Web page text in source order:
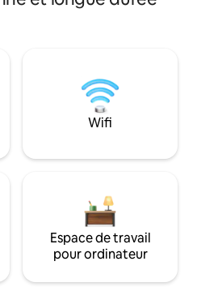
Wifi
Espace de travail
pour ordinateur